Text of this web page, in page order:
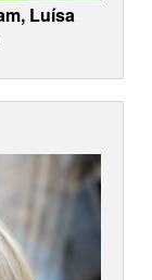
Luísa